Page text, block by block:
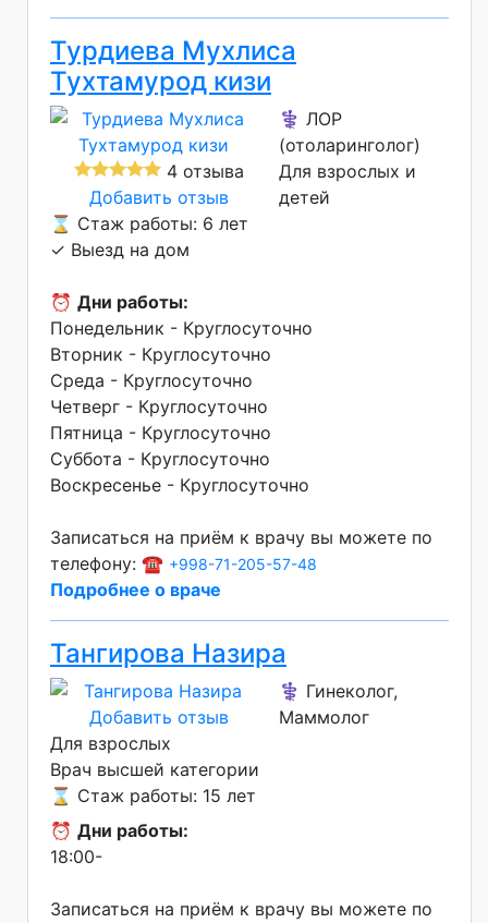
Турдиева Мухлиса
Тухтамурод кизи
4 отзыва
Добавить отзыв
⚕️ ЛОР
(отоларинголог)
Для взрослых и
детей
⌛ Стаж работы: 6 лет
✓ Выезд на дом
⏰ Дни работы:
Понедельник - Круглосуточно
Вторник - Круглосуточно
Среда - Круглосуточно
Четверг - Круглосуточно
Пятница - Круглосуточно
Суббота - Круглосуточно
Воскресенье - Круглосуточно
Записаться на приём к врачу вы можете по
телефону: ☎️ +998-71-205-57-48
Подробнее о враче
Тангирова Назира
Добавить отзыв
⚕️ Гинеколог,
Маммолог
Для взрослых
Врач высшей категории
⌛ Стаж работы: 15 лет
⏰ Дни работы:
18:00-
Записаться на приём к врачу вы можете по